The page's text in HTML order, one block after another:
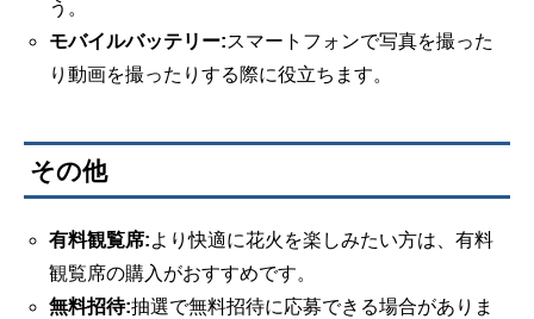
う。
モバイルバッテリー:スマートフォンで写真を撮った
り動画を撮ったりする際に役立ちます。
その他
有料観覧席:より快適に花火を楽しみたい方は、有料
観覧席の購入がおすすめです。
無料招待:抽選で無料招待に応募できる場合がありま